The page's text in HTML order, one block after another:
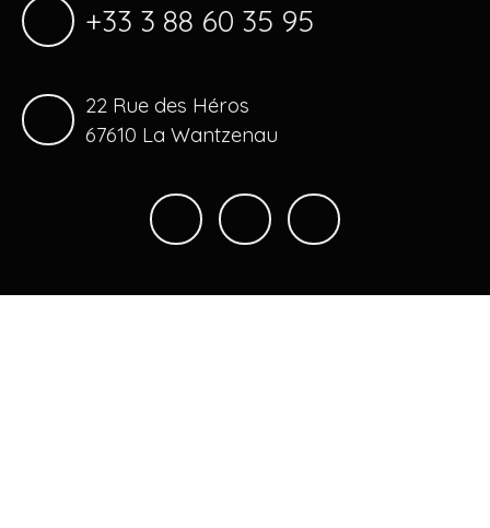
+33 3 88 60 35 95
22 Rue des Héros
67610 La Wantzenau